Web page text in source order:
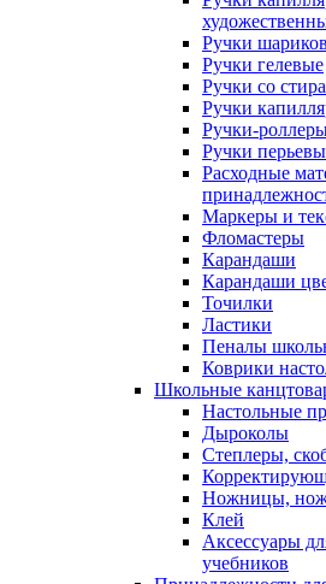
Ручки
Ручки гелевые
Ручки со
Ручки
Ручки-
Ручки
Расходные
Маркеры и
Фломастеры
Карандаши
Карандаши
Точилки
Ластики
Пеналы
Коврики
Школьные
Настольные
Дыроколы
Степлеры,
Ножницы,
Клей
Аксессуары
учебников